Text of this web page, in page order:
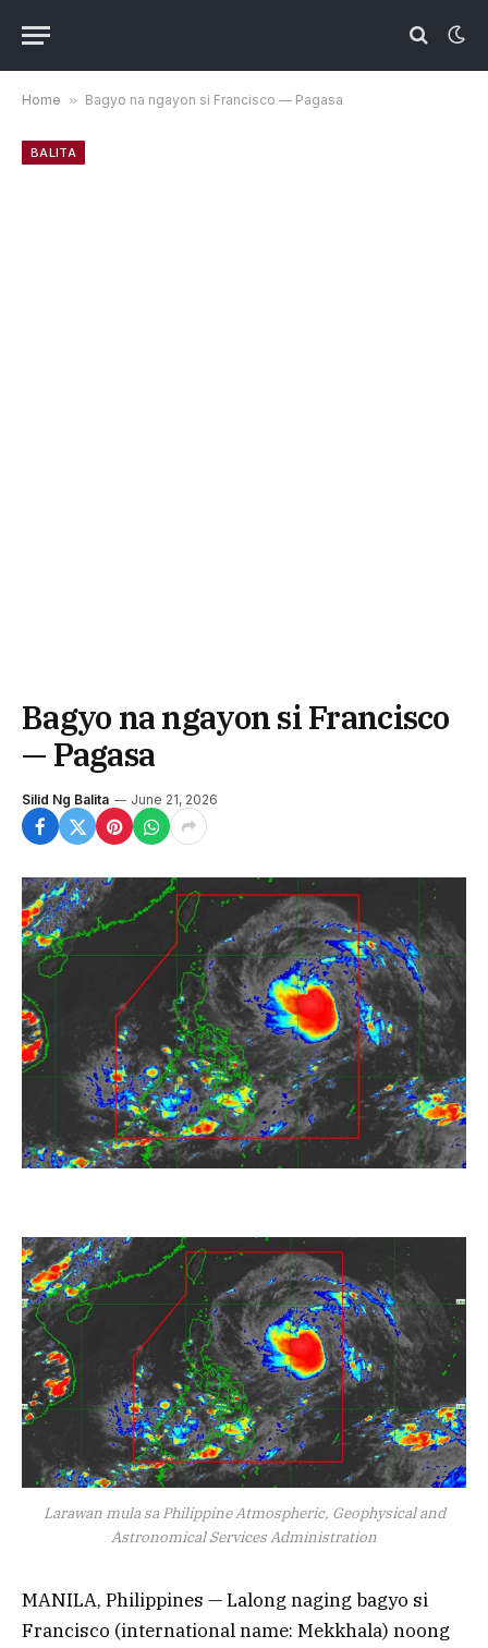
Home » Bagyo na ngayon si Francisco — Pagasa
BALITA
Bagyo na ngayon si Francisco
— Pagasa
Silid Ng Balita June 21, 2026
Larawan mula sa Philippine Atmospheric, Geophysical and
Astronomical Services Administration
MANILA, Philippines — Lalong naging bagyo si
Francisco (international name: Mekkhala) noong